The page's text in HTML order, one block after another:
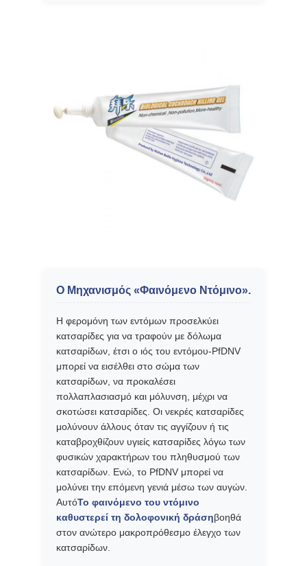
Ο Μηχανισμός «Φαινόμενο Ντόμινο».
Η φερομόνη των εντόμων προσελκύει
κατσαρίδες για να τραφούν με δόλωμα
κατσαρίδων, έτσι ο ιός του εντόμου-PfDNV
μπορεί να εισέλθει στο σώμα των
κατσαρίδων, να προκαλέσει
πολλαπλασιασμό και μόλυνση, μέχρι να
σκοτώσει κατσαρίδες. Οι νεκρές κατσαρίδες
μολύνουν άλλους όταν τις αγγίζουν ή τις
καταβροχθίζουν υγιείς κατσαρίδες λόγω των
φυσικών χαρακτήρων του πληθυσμού των
κατσαρίδων. Ενώ, το PfDNV μπορεί να
μολύνει την επόμενη γενιά μέσω των αυγών.
ΑυτόΤο φαινόμενο του ντόμινο
καθυστερεί τη δολοφονική δράσηβοηθά
στον ανώτερο μακροπρόθεσμο έλεγχο των
κατσαρίδων.